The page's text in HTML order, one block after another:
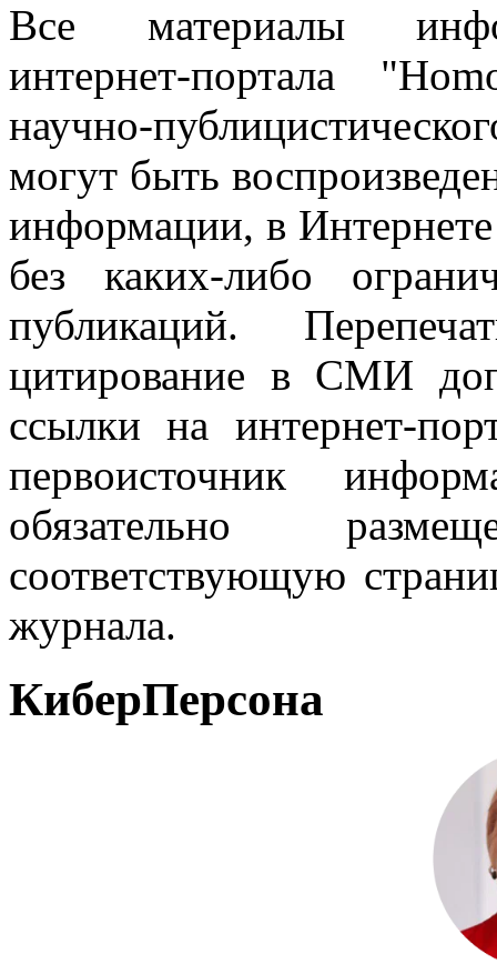
Все материалы
интернет-портала
научно-
могут быть
информации, в
без каких-либо
публикаций.
цитирование в СМИ
ссылки на интернет-
первоисточник
обязательно
соответствующую
журнала.
КиберПерсона